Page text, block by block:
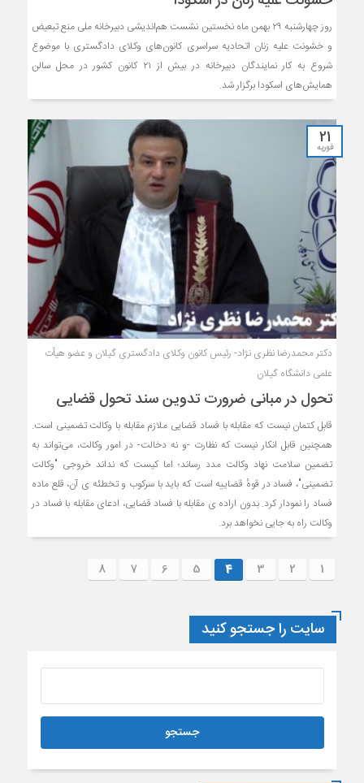
روز چهارشنبه ۲۹ بهمن ماه نخستین نشست هم‌اندیشی دبیرخانه ملی منع تبعیض
و خشونت علیه زنان اتحادیه سراسری کانون‌های وکلای دادگستری با موضوع
شروع به کار نمایندگان دبیرخانه در بیش از ۲۱ کانون کشور در محل سالن
همایش‌های اسکودا برگزار شد.
21
فوریه
دکتر محمدرضا نظری نژاد- رئیس کانون وکلای دادگستری گیلان و عضو هیأت
علمی دانشگاه گیلان
تحول در مبانی ضرورت تدوین سند تحول قضایی
قابل کتمان نیست که مقابله با فساد قضایی ملازم مقابله با وکالت تضمینی است.
همچنین قابل انکار نیست که نظارت -و نه دخالت- در امور وکالت، می‌تواند به
تضمین سلامت نهاد وکالت مدد رساند؛ اما کیست که نداند خروجی "وکالت
تضمینی"، فساد در قوهٔ قضاییه است که باید با سرکوب و تخطئه ی آن، قلع ماده
فساد را نمودار کرد. بدون اراده ی مقابله با فساد قضایی، ادعای مقابله با فساد در
وکالت راه به جایی نخواهد برد.
1
2
3
4
5
6
7
8
سایت را جستجو کنید